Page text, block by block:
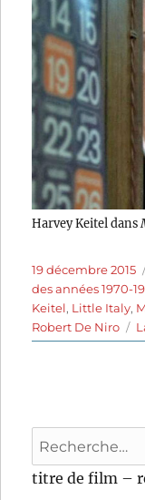
Harvey Keitel dans
Publié
le
19 décembre 2015
des années 1970-
Keitel, Little Italy,
Robert De Niro
Recherche
pour
:
titre de film –